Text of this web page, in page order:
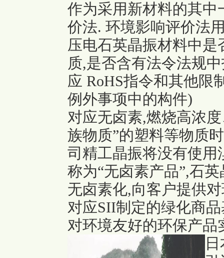
作为采用新材料的其
价法. 环境影响评价法
压电石英晶振材料中是
质,是否含有法令法规
应 RoHS指令和其他限
例外事项中的构件)
对应无卤素,燃烧高浓
族物质”的塑料等物质
司精工晶振将没有使
称为“无卤素产品”,石
无卤素化,向客户提供
对应SII制定的绿化商
对环境友好的环保产